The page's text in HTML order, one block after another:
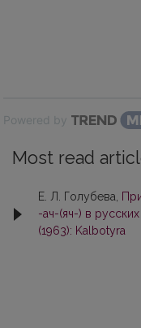
Powered by
Most read
Е. Л. Голубева,
-ач-(яч-) в русских
(1963): Kalbotyra